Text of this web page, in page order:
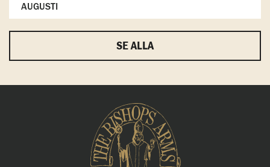
AUGUSTI
SE ALLA